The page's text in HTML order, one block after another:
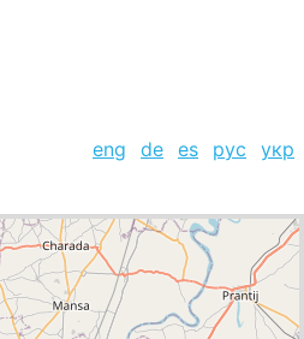
eng de es рус
укр